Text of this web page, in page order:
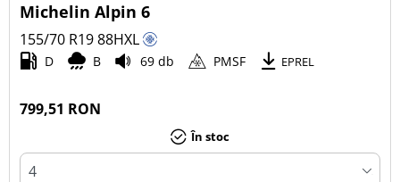
Michelin Alpin 6
155/70 R1988HXL
D B 69 db PMSF EPREL
799,51 RON
În stoc